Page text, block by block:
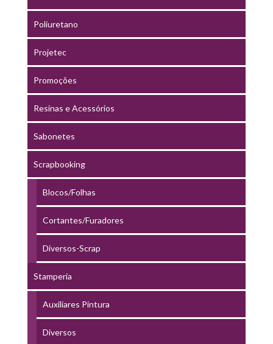
Poliuretano
Projetec
Promoções
Resinas e Acessórios
Sabonetes
Scrapbooking
Blocos/Folhas
Cortantes/Furadores
Diversos-Scrap
Stamperia
Auxiliares Pintura
Diversos